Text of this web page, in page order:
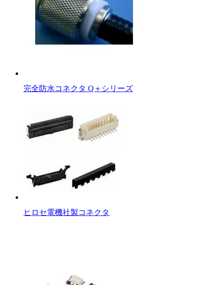
完全防水コネクタ Q＋シリーズ
ヒロセ電機社製コネクタ